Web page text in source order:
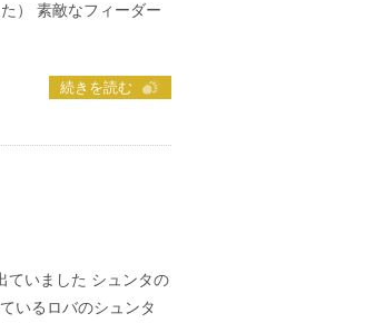
） 素敵なフィーダー
続きを読む
ていました シュンタの
いるロバのシュンタ